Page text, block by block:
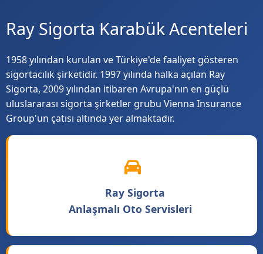
Ray Sigorta Karabük Acenteleri
1958 yılından kurulan ve Türkiye'de faaliyet gösteren
sigortacılık şirketidir. 1997 yılında halka açılan Ray
Sigorta, 2009 yılından itibaren Avrupa'nın en güçlü
uluslararası sigorta şirketler grubu Vienna Insurance
Group'un çatısı altında yer almaktadır.
Ray Sigorta
Anlaşmalı Oto Servisleri